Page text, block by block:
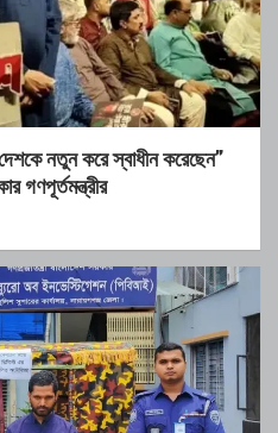
নতুন করে স্বাধীন করেছেন”
গণপূর্তমন্ত্রীর